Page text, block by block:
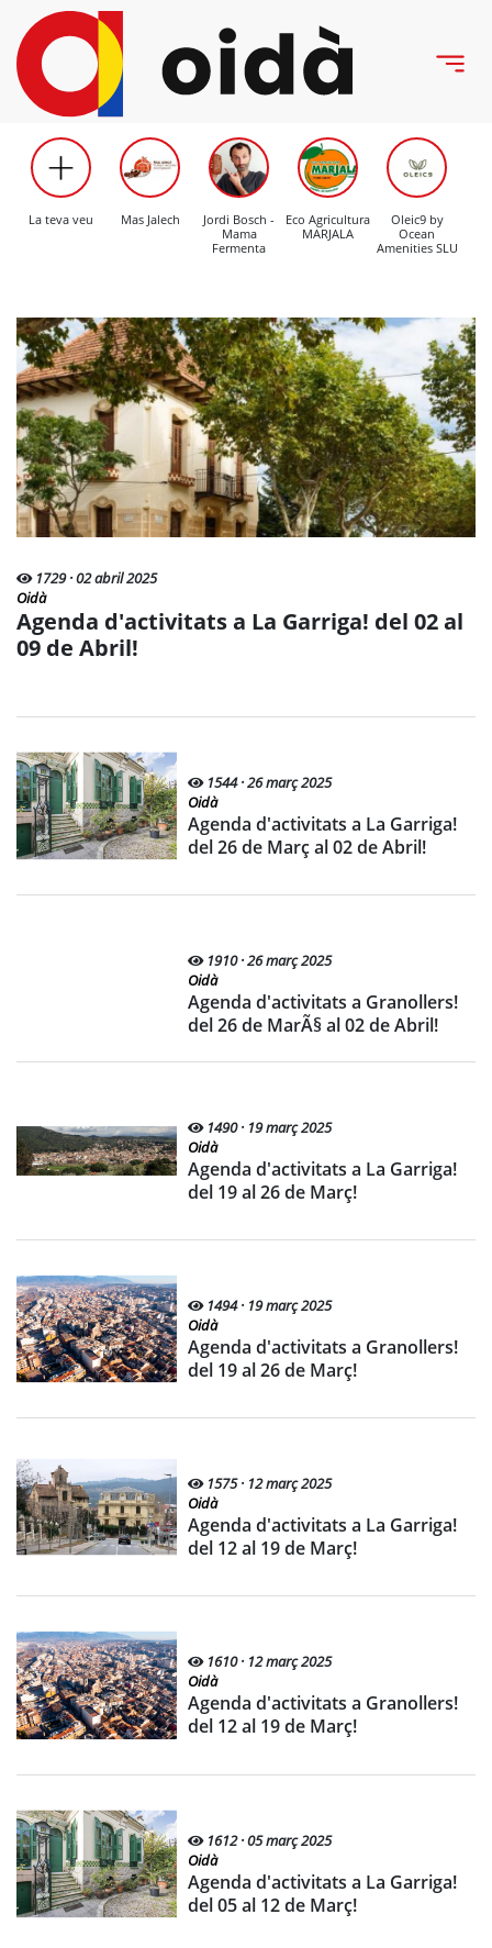
La teva veu Mas Jalech
Jordi Bosch -
Mama
Fermenta
Eco Agricultura
MARJALA
Oleic9 by
Ocean
Amenities SLU
1729 · 02 abril 2025
Oidà
Agenda d'activitats a La Garriga! del 02 al
09 de Abril!
1544 · 26 març 2025
Oidà
Agenda d'activitats a La Garriga!
del 26 de Març al 02 de Abril!
1910 · 26 març 2025
Oidà
Agenda d'activitats a Granollers!
del 26 de MarÃ§ al 02 de Abril!
1490 · 19 març 2025
Oidà
Agenda d'activitats a La Garriga!
del 19 al 26 de Març!
1494 · 19 març 2025
Oidà
Agenda d'activitats a Granollers!
del 19 al 26 de Març!
1575 · 12 març 2025
Oidà
Agenda d'activitats a La Garriga!
del 12 al 19 de Març!
1610 · 12 març 2025
Oidà
Agenda d'activitats a Granollers!
del 12 al 19 de Març!
1612 · 05 març 2025
Oidà
Agenda d'activitats a La Garriga!
del 05 al 12 de Març!